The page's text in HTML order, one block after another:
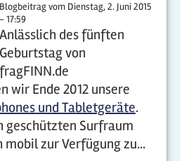
Blogbeitrag vom Dienstag, 2. Juni 2015
- 17:59
Anlässlich des fünften
Geburtstag von
fragFINN.de
wir Ende 2012 unsere
und Tabletgeräte.
geschützten Surfraum
zur Verfügung zu...